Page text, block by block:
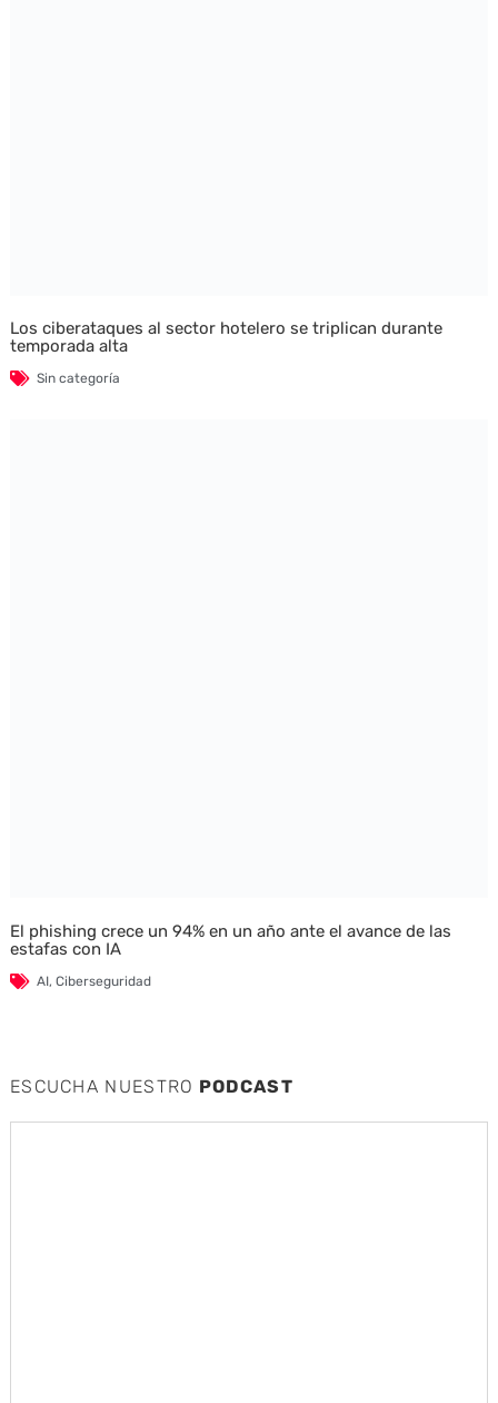
Los ciberataques al sector hotelero se triplican durante
temporada alta
Sin categoría
El phishing crece un 94% en un año ante el avance de las
estafas con IA
AI, Ciberseguridad
ESCUCHA NUESTRO PODCAST